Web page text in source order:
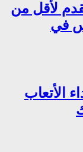
لأقل من
في
الأتعاب